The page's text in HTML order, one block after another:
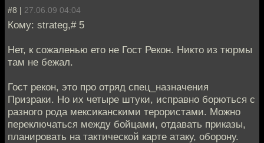
#8 | 27.06.09 04:04
Кому: strateg,# 5
Нет, к сожаленью ето не Гост Рекон. Никто из тюрмы
там не бежал.
Гост рекон, это про отряд спец_назначения
Призраки. Но их четыре штуки, исправно борються с
разного рода мексиканскими терористами. Можно
переключаться между бойцами, отдавать приказы,
планировать на тактической карте атаку, оборону.